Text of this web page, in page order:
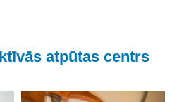
atpūtas centrs